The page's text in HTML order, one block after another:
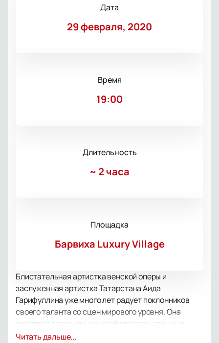
Дата
29 февраля, 2020
Время
19:00
Длительность
~ 2 часа
Площадка
Барвиха Luxury Village
Блистательная артистка венской оперы и
заслуженная артистка Татарстана Аида
Гарифуллина уже много лет радует поклонников
своего таланта со сцен мирового уровня. Она
является эталоном женской красоты, грации и
невероятно талантливой певицей, выступающей на
Читать дальше...